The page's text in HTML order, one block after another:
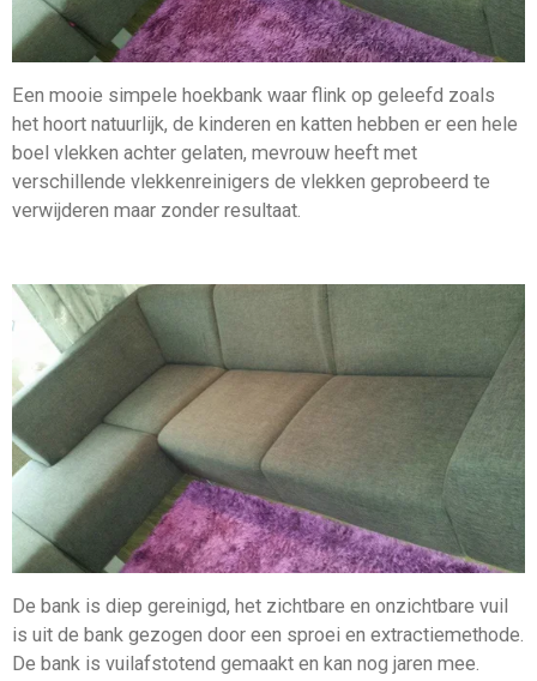
Een mooie simpele hoekbank waar flink op geleefd zoals
het hoort natuurlijk, de kinderen en katten hebben er een hele
boel vlekken achter gelaten, mevrouw heeft met
verschillende vlekkenreinigers de vlekken geprobeerd te
verwijderen maar zonder resultaat.
De bank is diep gereinigd, het zichtbare en onzichtbare vuil
is uit de bank gezogen door een sproei en extractiemethode.
De bank is vuilafstotend gemaakt en kan nog jaren mee.